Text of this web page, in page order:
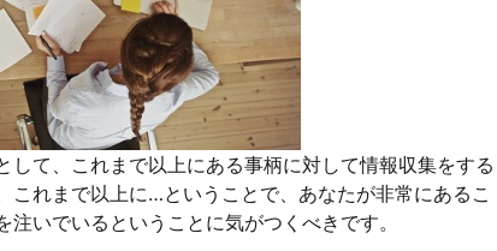
して、これまで以上にある事柄に対して情報収集をする
これまで以上に…ということで、あなたが非常にあるこ
いでいるということに気がつくべきです。